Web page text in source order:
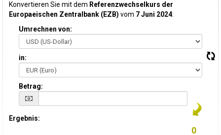
Konvertieren Sie mit dem Referenzwechselkurs der
Europaeischen Zentralbank (EZB) vom 7 Juni 2024:
Umrechnen von:
in:
Betrag:
Ergebnis: